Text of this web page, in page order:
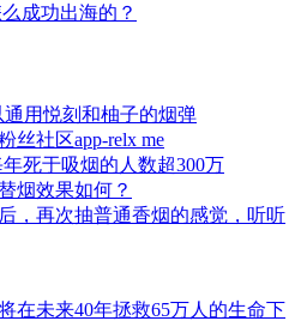
成功出海的？
通用悦刻和柚子的烟弹
丝社区app-relx me
死于吸烟的人数超300万
烟效果如何？
，再次抽普通香烟的感觉，听听
在未来40年拯救65万人的生命下